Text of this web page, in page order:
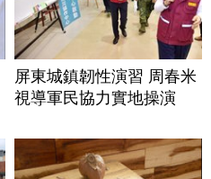
屏東城鎮韌性演習 周春米
視導軍民協力實地操演